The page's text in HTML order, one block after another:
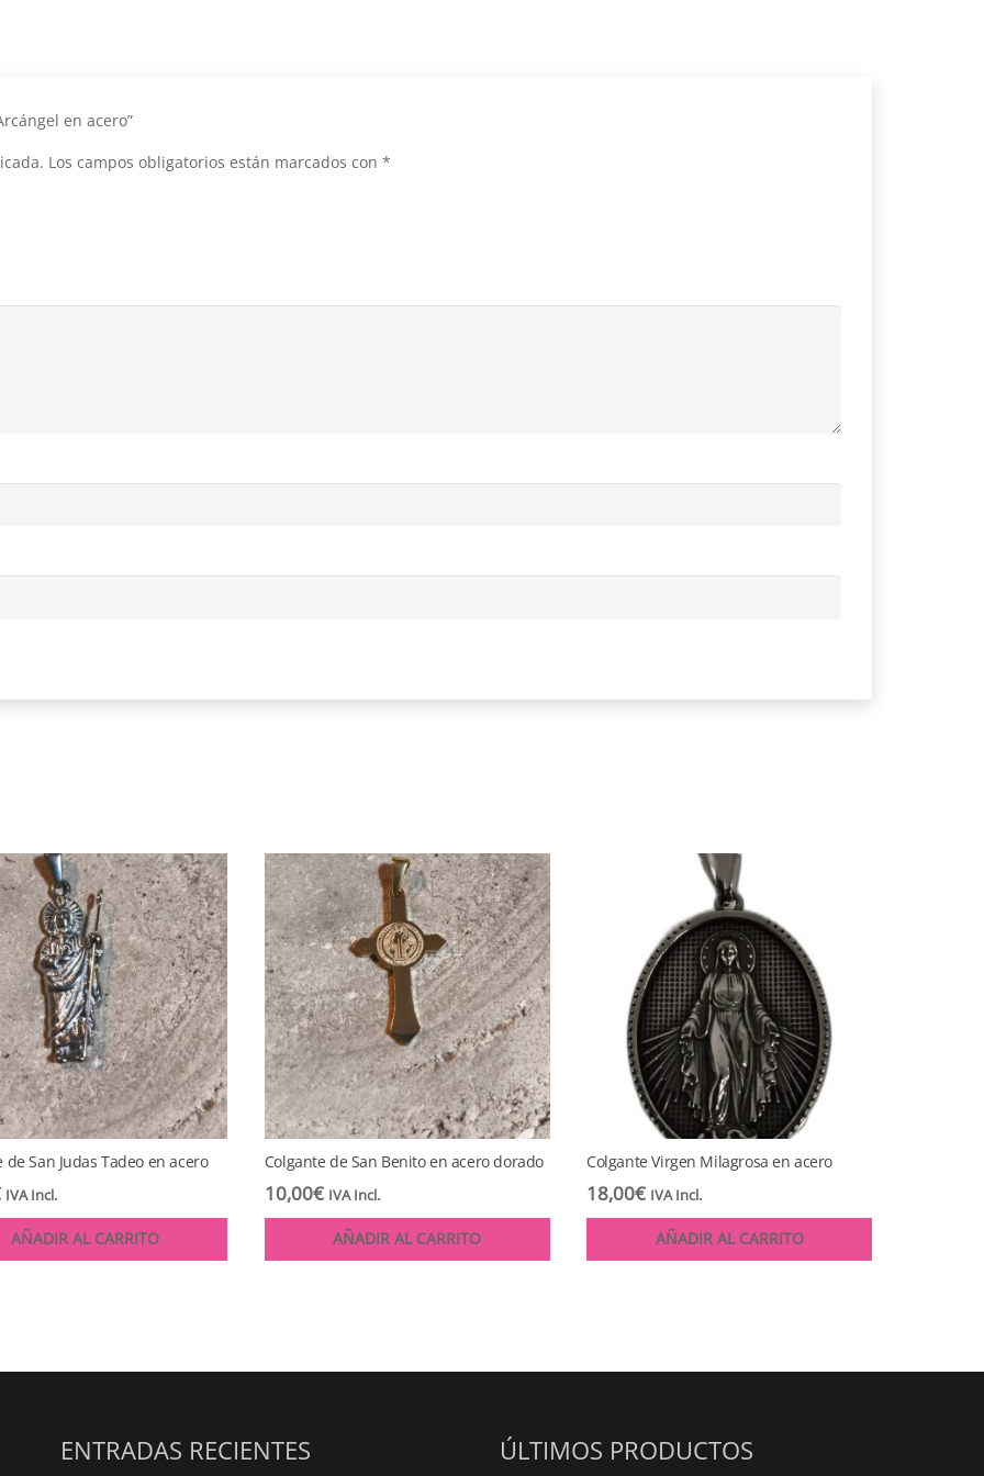
en acero”
Los campos obligatorios están marcados con *
de San Judas Tadeo en acero
IVA Incl.
AÑADIR AL CARRITO
Colgante de San Benito en acero dorado
10,00€ IVA Incl.
AÑADIR AL CARRITO
Colgante Virgen Milagrosa en acero
18,00€ IVA Incl.
AÑADIR AL CARRITO
ENTRADAS RECIENTES ÚLTIMOS PRODUCTOS